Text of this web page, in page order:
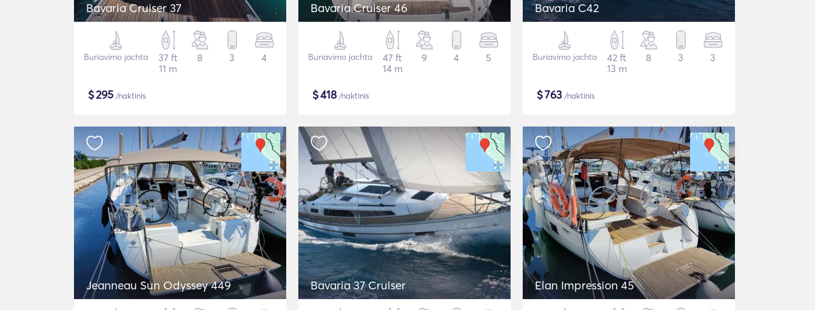
Bavaria Cruiser 37
Buriavimo jachta
37 ft
11 m
8 3 4
$295 /naktinis
Bavaria Cruiser 46
Buriavimo jachta
47 ft
14 m
9 4 5
$418/naktinis
Bavaria C42
Buriavimo jachta
42 ft
13 m
8 3 3
$763 /naktinis
Jeanneau Sun Odyssey 449 Bavaria 37 Cruiser Elan Impression 45